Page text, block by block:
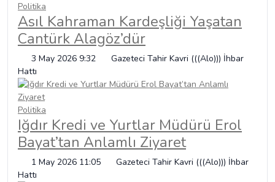
Politika
Asıl Kahraman Kardeşliği Yaşatan
Cantürk Alagöz’dür
3 May 2026 9:32
Gazeteci Tahir Kavri (((Alo))) İhbar
Hattı
Politika
Iğdır Kredi ve Yurtlar Müdürü Erol
Bayat’tan Anlamlı Ziyaret
1 May 2026 11:05
Gazeteci Tahir Kavri (((Alo))) İhbar
Hattı